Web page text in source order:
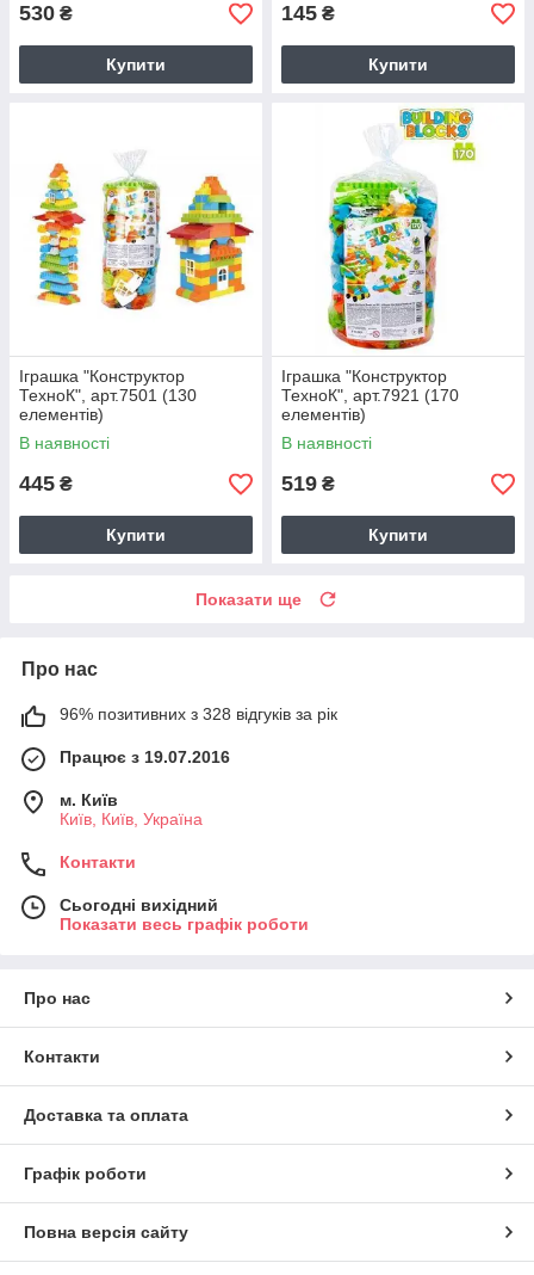
530 ₴
Купити
145 ₴
Купити
Іграшка "Конструктор
ТехноК", арт.7501 (130
елементів)
В наявності
445 ₴
Купити
Іграшка "Конструктор
ТехноК", арт.7921 (170
елементів)
В наявності
519 ₴
Купити
Показати ще
Про нас
96% позитивних з 328 відгуків за рік
Працює з 19.07.2016
м. Київ
Київ, Київ, Україна
Контакти
Сьогодні вихідний
Показати весь графік роботи
Про нас
Контакти
Доставка та оплата
Графік роботи
Повна версія сайту